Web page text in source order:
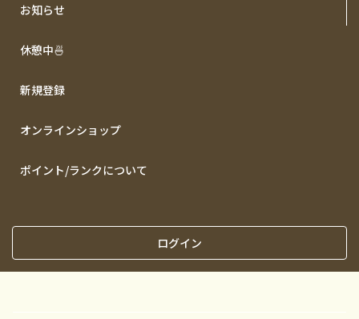
お知らせ
休憩中🍜
新規登録
オンラインショップ
ポイント/ランクについて
ログイン